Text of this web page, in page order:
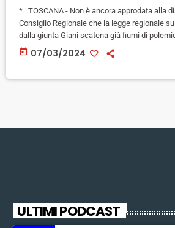
* TOSCANA - Non è ancora approdata alla
Consiglio Regionale che la legge regionale
dalla giunta Giani scatena già fiumi di
nei giorni scorsi in commissione, tra le altre
"norma cornice" che permetterà ai Comuni,
today 07/03/2024
ULTIMI PODCAST